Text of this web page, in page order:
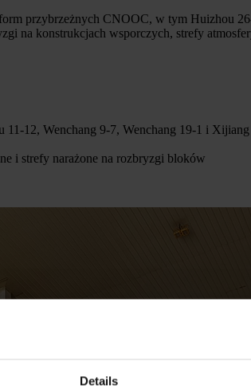
Details
przybrzeżnych CNOOC, w tym Huizhou
na konstrukcjach wsporczych, strefy
12, Wenchang 9-7, Wenchang 19-1 i
i strefy narażone na rozbryzgi bloków